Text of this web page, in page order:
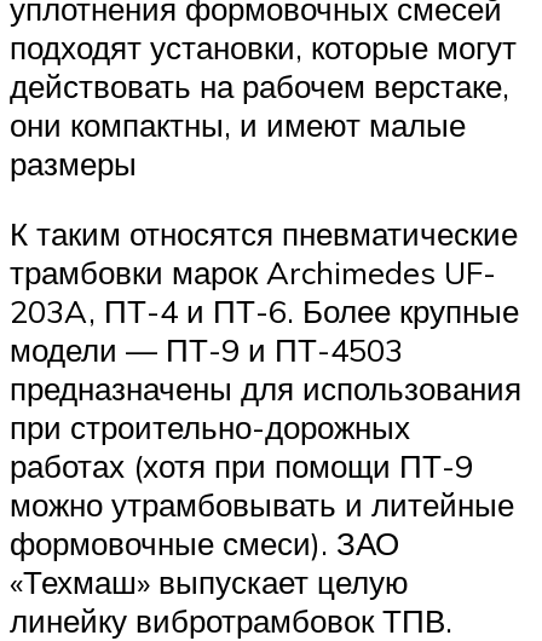
уплотнения формовочных смесей
подходят установки, которые могут
действовать на рабочем верстаке,
они компактны, и имеют малые
размеры
К таким относятся пневматические
трамбовки марок Archimedes UF-
203A, ПТ-4 и ПТ-6. Более крупные
модели — ПТ-9 и ПТ-4503
предназначены для использования
при строительно-дорожных
работах (хотя при помощи ПТ-9
можно утрамбовывать и литейные
формовочные смеси). ЗАО
«Техмаш» выпускает целую
линейку вибротрамбовок ТПВ.